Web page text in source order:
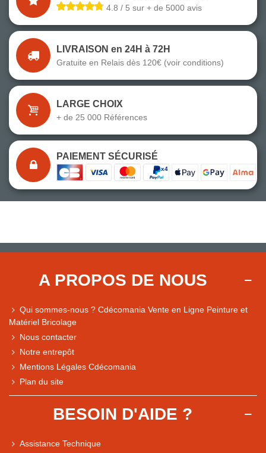
4.8 / 5 sur + de 5000 avis
LIVRAISON en 24H à 72H
Gratuite en Relais dès 120€ (voir conditions)
LARGE CHOIX
+ de 25 000 Références
PAIEMENT SÉCURISÉ
A PROPOS DE NOUS
Qui sommes-nous ? Cdécomania Vente en Ligne Peinture et
Matériel Bricolage
Nous contacter
Notre entrepôt
Mentions Légales Cdécomania
Plan du site
BESOIN D'AIDE ?
Assistance Technique